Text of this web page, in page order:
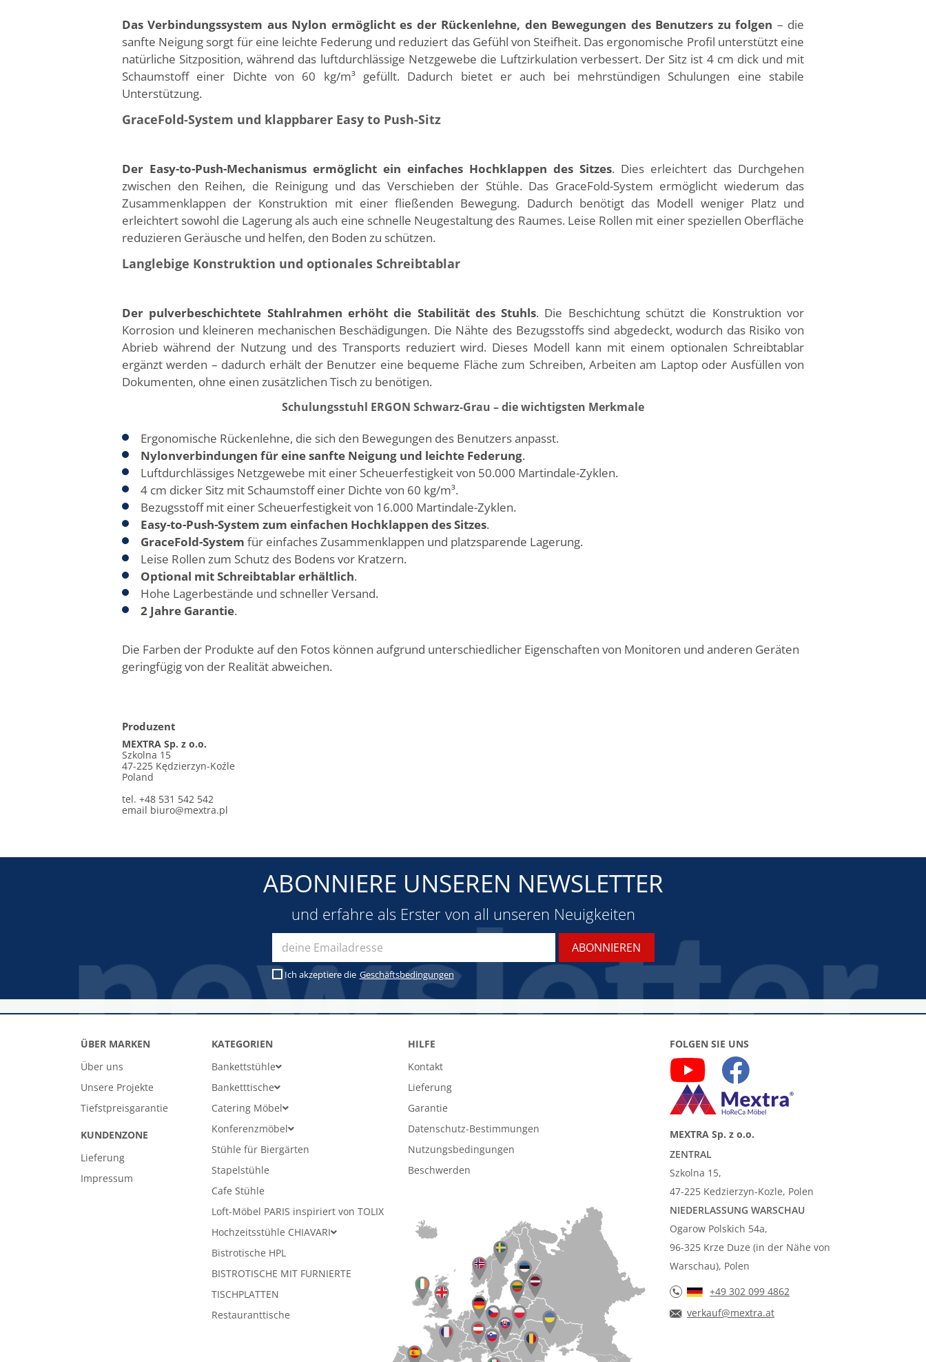
Das Verbindungssystem aus Nylon ermöglicht es der Rückenlehne, den Bewegungen des Benutzers zu folgen – die
sanfte Neigung sorgt für eine leichte Federung und reduziert das Gefühl von Steifheit. Das ergonomische Profil unterstützt eine
natürliche Sitzposition, während das luftdurchlässige Netzgewebe die Luftzirkulation verbessert. Der Sitz ist 4 cm dick und mit
Schaumstoff einer Dichte von 60 kg/m³ gefüllt. Dadurch bietet er auch bei mehrstündigen Schulungen eine stabile
Unterstützung.
GraceFold-System und klappbarer Easy to Push-Sitz
Der Easy-to-Push-Mechanismus ermöglicht ein einfaches Hochklappen des Sitzes. Dies erleichtert das Durchgehen
zwischen den Reihen, die Reinigung und das Verschieben der Stühle. Das GraceFold-System ermöglicht wiederum das
Zusammenklappen der Konstruktion mit einer fließenden Bewegung. Dadurch benötigt das Modell weniger Platz und
erleichtert sowohl die Lagerung als auch eine schnelle Neugestaltung des Raumes. Leise Rollen mit einer speziellen Oberfläche
reduzieren Geräusche und helfen, den Boden zu schützen.
Langlebige Konstruktion und optionales Schreibtablar
Der pulverbeschichtete Stahlrahmen erhöht die Stabilität des Stuhls. Die Beschichtung schützt die Konstruktion vor
Korrosion und kleineren mechanischen Beschädigungen. Die Nähte des Bezugsstoffs sind abgedeckt, wodurch das Risiko von
Abrieb während der Nutzung und des Transports reduziert wird. Dieses Modell kann mit einem optionalen Schreibtablar
ergänzt werden – dadurch erhält der Benutzer eine bequeme Fläche zum Schreiben, Arbeiten am Laptop oder Ausfüllen von
Dokumenten, ohne einen zusätzlichen Tisch zu benötigen.
Schulungsstuhl ERGON Schwarz-Grau – die wichtigsten Merkmale
Ergonomische Rückenlehne, die sich den Bewegungen des Benutzers anpasst.
Nylonverbindungen für eine sanfte Neigung und leichte Federung.
Luftdurchlässiges Netzgewebe mit einer Scheuerfestigkeit von 50.000 Martindale-Zyklen.
4 cm dicker Sitz mit Schaumstoff einer Dichte von 60 kg/m³.
Bezugsstoff mit einer Scheuerfestigkeit von 16.000 Martindale-Zyklen.
Easy-to-Push-System zum einfachen Hochklappen des Sitzes.
GraceFold-System für einfaches Zusammenklappen und platzsparende Lagerung.
Leise Rollen zum Schutz des Bodens vor Kratzern.
Optional mit Schreibtablar erhältlich.
Hohe Lagerbestände und schneller Versand.
2 Jahre Garantie.
Die Farben der Produkte auf den Fotos können aufgrund unterschiedlicher Eigenschaften von Monitoren und anderen Geräten
geringfügig von der Realität abweichen.
Produzent
MEXTRA Sp. z o.o.
Szkolna 15
47-225 Kędzierzyn-Koźle
Poland
tel. +48 531 542 542
email biuro@mextra.pl
ABONNIERE UNSEREN NEWSLETTER
und erfahre als Erster von all unseren Neuigkeiten
Ich akzeptiere die Geschäftsbedingungen
ÜBER MARKEN
Über uns
Unsere Projekte
Tiefstpreisgarantie
KUNDENZONE
Lieferung
Impressum
KATEGORIEN
Bankettstühle
Banketttische
Catering Möbel
Konferenzmöbel
Stühle für Biergärten
Stapelstühle
Cafe Stühle
Loft-Möbel PARIS inspiriert von TOLIX
Hochzeitsstühle CHIAVARI
Bistrotische HPL
BISTROTISCHE MIT FURNIERTE
TISCHPLATTEN
Restauranttische
HILFE
Kontakt
Lieferung
Garantie
Datenschutz-Bestimmungen
Nutzungsbedingungen
Beschwerden
FOLGEN SIE UNS
MEXTRA Sp. z o.o.
ZENTRAL
Szkolna 15,
47-225 Kedzierzyn-Kozle, Polen
NIEDERLASSUNG WARSCHAU
Ogarow Polskich 54a,
96-325 Krze Duze (in der Nähe von
Warschau), Polen
+49 302 099 4862
verkauf@mextra.at